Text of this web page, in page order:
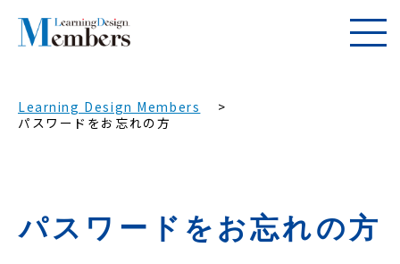
Learning Design Members
パスワードをお忘れの方
パスワードをお忘れの方